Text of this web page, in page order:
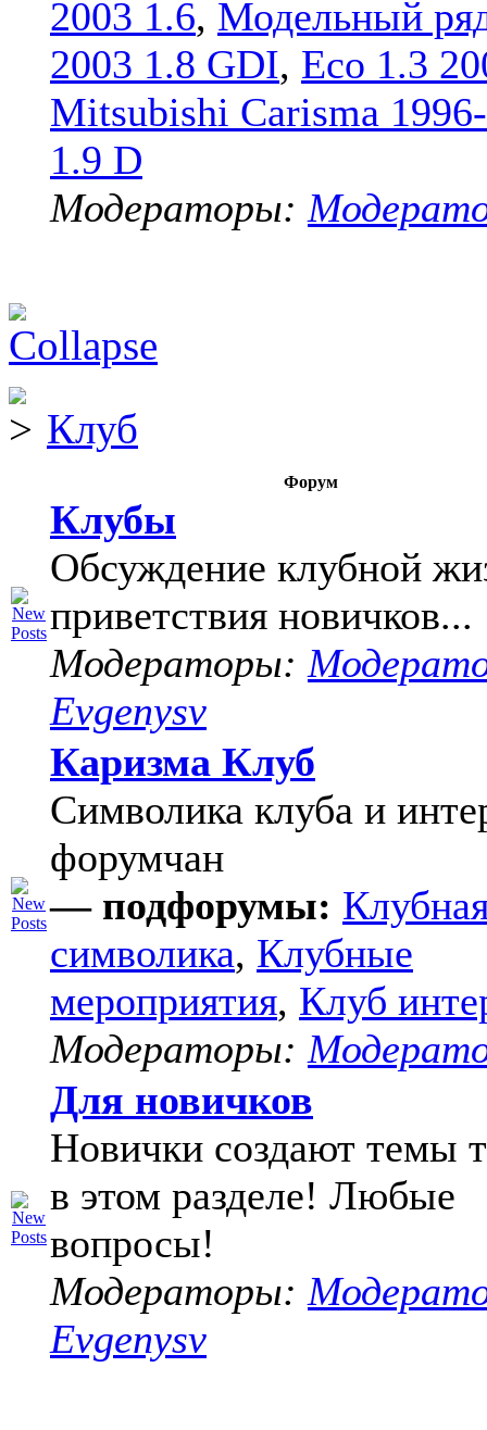
2003 1.6, Модельный
2003 1.8 GDI, Eco 1.3
Mitsubishi Carisma
1.9 D
Модераторы:
Клуб
Форум
Клубы
Обсуждение клубной
приветствия новичков...
Модераторы:
Evgenysv
Каризма Клуб
Символика клуба и
форумчан
— подфорумы:
символика, Клубные
мероприятия, Клуб
Модераторы:
Для новичков
Новички создают темы
в этом разделе! Любые
вопросы!
Модераторы:
Evgenysv